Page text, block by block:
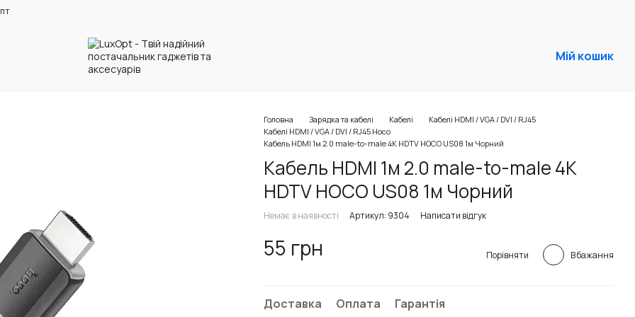
Мій кошик
Головна Зарядка та кабелі Кабелі
Кабелі HDMI / VGA / DVI / RJ45
Кабелі HDMI / VGA / DVI / RJ45 Hoco
Кабель HDMI 1м 2.0 male-to-male 4K HDTV HOCO US08 1м Чорний
Кабель HDMI 1м 2.0 male-to-male 4K
HDTV HOCO US08 1м Чорний
Немає в наявності Артикул: 9304 Написати відгук
55 грн Порівняти В бажання
Доставка Оплата Гарантія